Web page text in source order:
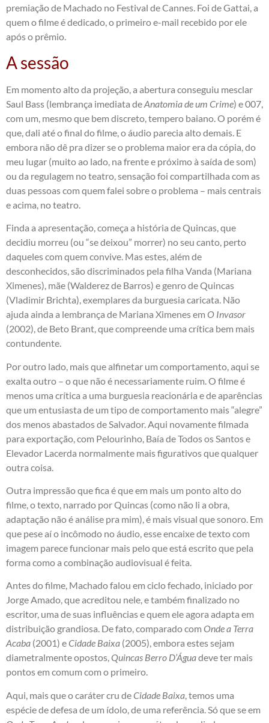
premiação de Machado no Festival de Cannes. Foi de Gattai, a
quem o filme é dedicado, o primeiro e-mail recebido por ele
após o prêmio.
A sessão
Em momento alto da projeção, a abertura conseguiu mesclar
Saul Bass (lembrança imediata deAnatomia de um Crime) e 007,
com um, mesmo que bem discreto, tempero baiano. O porém é
que, dali até o final do filme, o áudio parecia alto demais. E
embora não dê pra dizer se o problema maior era da cópia, do
meu lugar (muito ao lado, na frente e próximo à saída de som)
ou da regulagem no teatro, sensação foi compartilhada com as
duas pessoas com quem falei sobre o problema – mais centrais
e acima, no teatro.
Finda a apresentação, começa a história de Quincas, que
decidiu morreu (ou “se deixou” morrer) no seu canto, perto
daqueles com quem convive. Mas estes, além de
desconhecidos, são discriminados pela filha Vanda (Mariana
Ximenes), mãe (Walderez de Barros) e genro de Quincas
(Vladimir Brichta), exemplares da burguesia caricata. Não
ajuda ainda a lembrança de Mariana Ximenes em O Invasor
(2002), de Beto Brant, que compreende uma crítica bem mais
contundente.
Por outro lado, mais que alfinetar um comportamento, aqui se
exalta outro – o que não é necessariamente ruim. O filme é
menos uma crítica a uma burguesia reacionária e de aparências
que um entusiasta de um tipo de comportamento mais “alegre”
dos menos abastados de Salvador. Aqui novamente filmada
para exportação, com Pelourinho, Baía de Todos os Santos e
Elevador Lacerda normalmente mais figurativos que qualquer
outra coisa.
Outra impressão que fica é que em mais um ponto alto do
filme, o texto, narrado por Quincas (como não li a obra,
adaptação não é análise pra mim), é mais visual que sonoro. Em
que pese aí o incômodo no áudio, esse encaixe de texto com
imagem parece funcionar mais pelo que está escrito que pela
forma como a combinação audiovisual é feita.
Antes do filme, Machado falou em ciclo fechado, iniciado por
Jorge Amado, que acreditou nele, e também finalizado no
escritor, uma de suas influências e quem ele agora adapta em
distribuição grandiosa. De fato, comparado com Onde a Terra
Acaba (2001) eCidade Baixa (2005), embora estes sejam
diametralmente opostos,Quincas Berro D’Águadeve ter mais
pontos em comum com o primeiro.
Aqui, mais que o caráter cru deCidade Baixa , temos uma
espécie de defesa de um ídolo, de uma referência. Só que se em